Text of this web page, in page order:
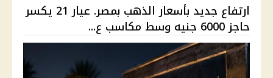
ارتفاع جديد بأسعار الذهب بمصر. عيار 21 يكسر
حاجز 6000 جنيه وسط مكاسب ع...